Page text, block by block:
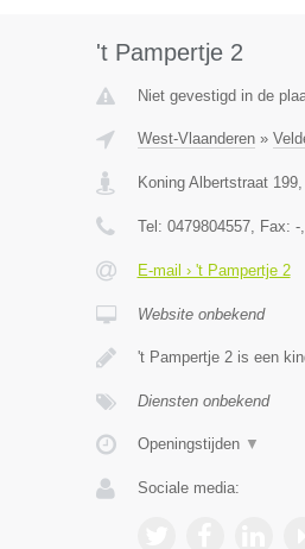
't Pampertje 2
Niet gevestigd in de
West-Vlaanderen»
Koning Albertstraat 199,
Tel: 0479804557, Fax: -
E-mail › 't Pampertje 2
Website onbekend
't Pampertje 2 is een
Diensten onbekend
Openingstijden ▼
Sociale media: